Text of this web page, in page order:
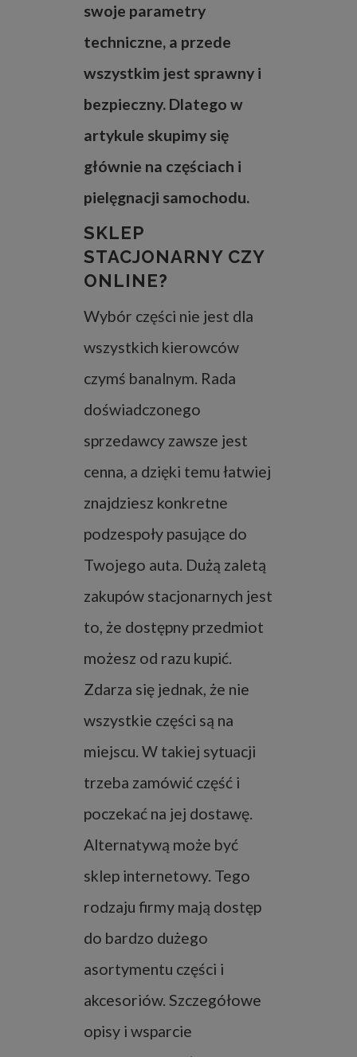
swoje parametry
techniczne, a przede
wszystkim jest sprawny i
bezpieczny. Dlatego w
artykule skupimy się
głównie na częściach i
pielęgnacji samochodu.
SKLEP
STACJONARNY CZY
ONLINE?
Wybór części nie jest dla
wszystkich kierowców
czymś banalnym. Rada
doświadczonego
sprzedawcy zawsze jest
cenna, a dzięki temu łatwiej
znajdziesz konkretne
podzespoły pasujące do
Twojego auta. Dużą zaletą
zakupów stacjonarnych jest
to, że dostępny przedmiot
możesz od razu kupić.
Zdarza się jednak, że nie
wszystkie części są na
miejscu. W takiej sytuacji
trzeba zamówić część i
poczekać na jej dostawę.
Alternatywą może być
sklep internetowy. Tego
rodzaju firmy mają dostęp
do bardzo dużego
asortymentu części i
akcesoriów. Szczegółowe
opisy i wsparcie